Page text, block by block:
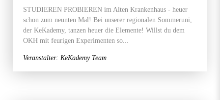
STUDIEREN PROBIEREN im Alten Krankenhaus - heuer
schon zum neunten Mal! Bei unserer regionalen Sommeruni,
der KeKademy, tanzen heuer die Elemente! Willst du dem
OKH mit feurigen Experimenten so...
Veranstalter: KeKademy Team